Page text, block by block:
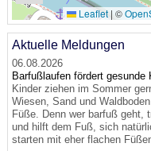
Leaflet | ©
Aktuelle Meldungen
06.08.2026
Barfußlaufen fördert gesunde
Kinder ziehen im Sommer
Wiesen, Sand und
Füße. Denn wer barfuß geht,
und hilft dem Fuß, sich
starten mit eher flachen